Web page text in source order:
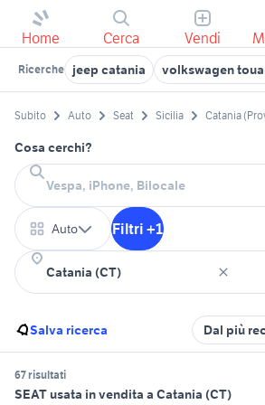
Home Cerca Vendi
Ricerche jeep catania volkswagen
Subito Auto Seat Sicilia Catania
Cosa cerchi?
Auto Filtri +1
Salva ricerca Dal più
67 risultati
SEAT usata in vendita a Catania (CT)